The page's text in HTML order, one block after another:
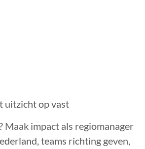
uitzicht op vast
Maak impact als regiomanager
teams richting geven,